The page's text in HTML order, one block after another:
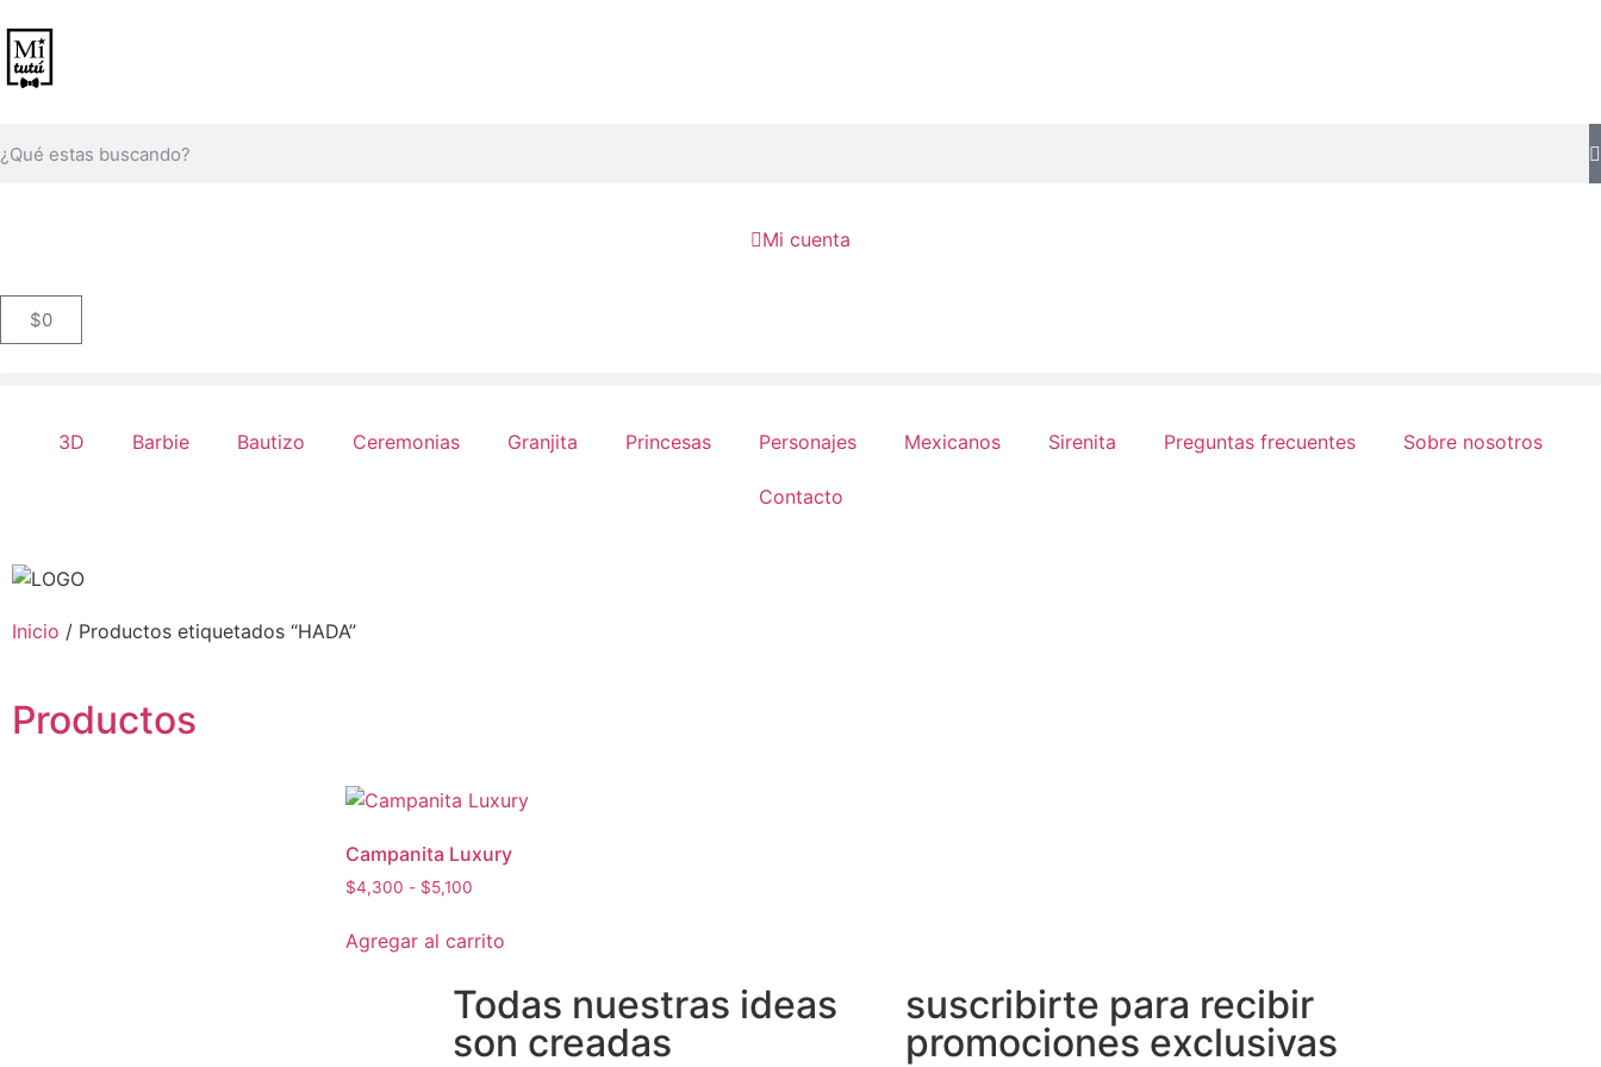
Mi cuenta
$0
3D Barbie Bautizo Ceremonias Granjita Princesas Personajes Mexicanos Sirenita Preguntas frecuentes Sobre nosotros
Contacto
Inicio / Productos etiquetados “HADA”
Productos
Campanita Luxury
$4,300 - $5,100
Agregar al carrito
Todas nuestras ideas
son creadas
suscribirte para recibir
promociones exclusivas